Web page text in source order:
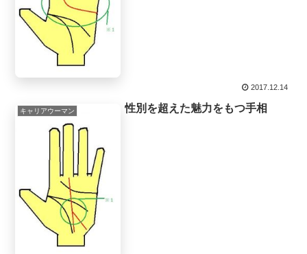
2017.12.14
キャリアウーマン 性別を超えた魅力をもつ手相